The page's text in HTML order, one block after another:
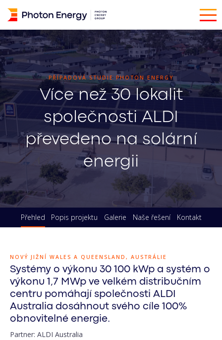
PŘÍPADOVÁ STUDIE PHOTON ENERGY
Více než 30 lokalit
společnosti ALDI
převedeno na solární
energii
Přehled Popis projektu Galerie Naše řešení Kontakt
NOVÝ JIŽNÍ WALES A QUEENSLAND, AUSTRÁLIE
Systémy o výkonu 30 100 kWp a systém o
výkonu 1,7 MWp ve velkém distribučním
centru pomáhají společnosti ALDI
Australia dosáhnout svého cíle 100%
obnovitelné energie.
Partner: ALDI Australia